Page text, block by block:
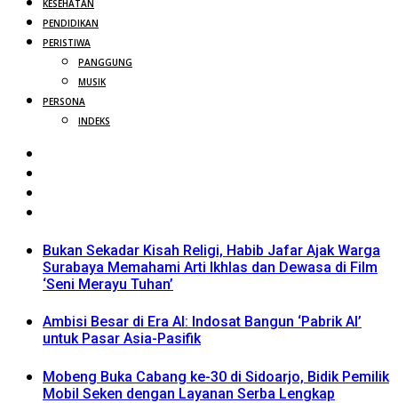
KESEHATAN
PENDIDIKAN
PERISTIWA
PANGGUNG
MUSIK
PERSONA
INDEKS
Bukan Sekadar Kisah Religi, Habib Jafar Ajak Warga
Surabaya Memahami Arti Ikhlas dan Dewasa di Film
‘Seni Merayu Tuhan’
Ambisi Besar di Era AI: Indosat Bangun ‘Pabrik AI’
untuk Pasar Asia-Pasifik
Mobeng Buka Cabang ke-30 di Sidoarjo, Bidik Pemilik
Mobil Seken dengan Layanan Serba Lengkap